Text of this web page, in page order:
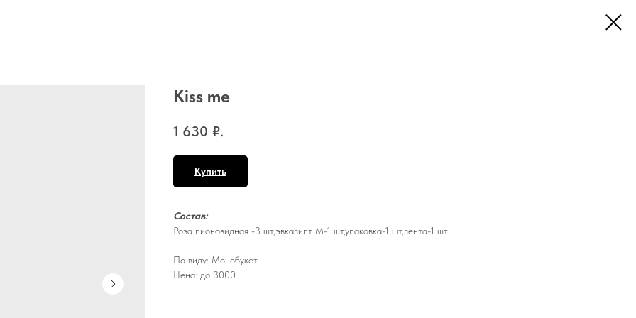
Kiss me
1 630 ₽.
Купить
Состав:
Роза пионовидная -3 шт,эвкалипт М-1 шт,упаковка-1 шт,лента-1 шт
По виду: Монобукет
Цена: до 3000